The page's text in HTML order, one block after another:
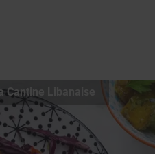
Cantine Libanaise